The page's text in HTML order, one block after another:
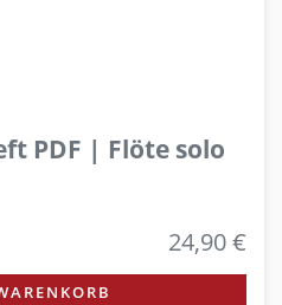
PDF | Flöte solo
24,90 €